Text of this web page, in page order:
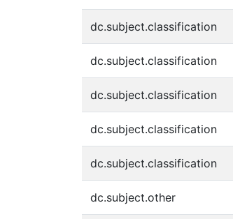
dc.subject.classification
dc.subject.classification
dc.subject.classification
dc.subject.classification
dc.subject.classification
dc.subject.other